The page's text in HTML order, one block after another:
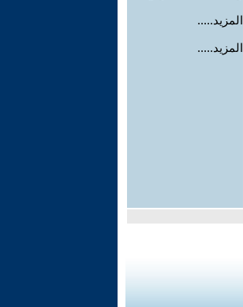
المزيد.....
المزيد.....